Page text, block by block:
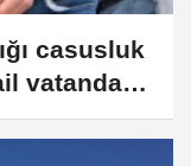
casusluk
vatandaşı